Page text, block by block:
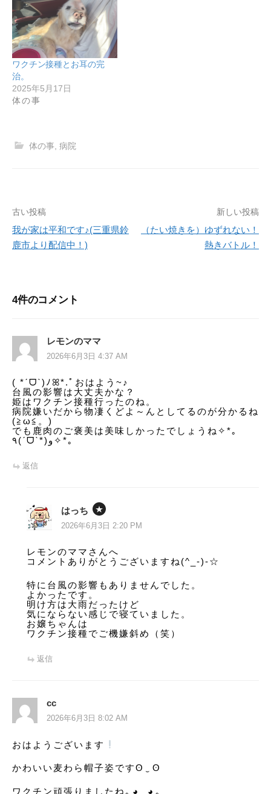
ワクチン接種とお耳の完
治。
2025年5月17日
体の事
体の事 病院
投
稿
ゲ
シ
ン
古い投稿
我が家は平和です♪(三重県鈴
鹿市より配信中！)
新しい投稿
（たい焼きを）ゆずれない！
熱きバトル！
4件のコメント
レモンのママ
2026年6月3日 4:37 AM
( *ˊᗜˋ)ﾉꕤ*.ﾟおはよう~♪
台風の影響は大丈夫かな？
姫はワクチン接種行ったのね。
病院嫌いだから物凄くどよ～んとしてるのが分かるね
(≧ω≦。)
でも鹿肉のご褒美は美味しかったでしょうね✧*｡
٩(ˊᗜˋ*)و✧*｡
返信
はっち
2026年6月3日 2:20 PM
レモンのママさんへ
コメントありがとうございますね(^_-)-☆
特に台風の影響もありませんでした。
よかったです。
明け方は大雨だったけど
気にならない感じで寝ていました。
お嬢ちゃんは
ワクチン接種でご機嫌斜め（笑）
返信
cc
2026年6月3日 8:02 AM
おはようございます
かわいい麦わら帽子姿ですʘ⁠‿⁠ʘ
ワクチン頑張りましたね｡⁠◕⁠‿⁠◕⁠｡